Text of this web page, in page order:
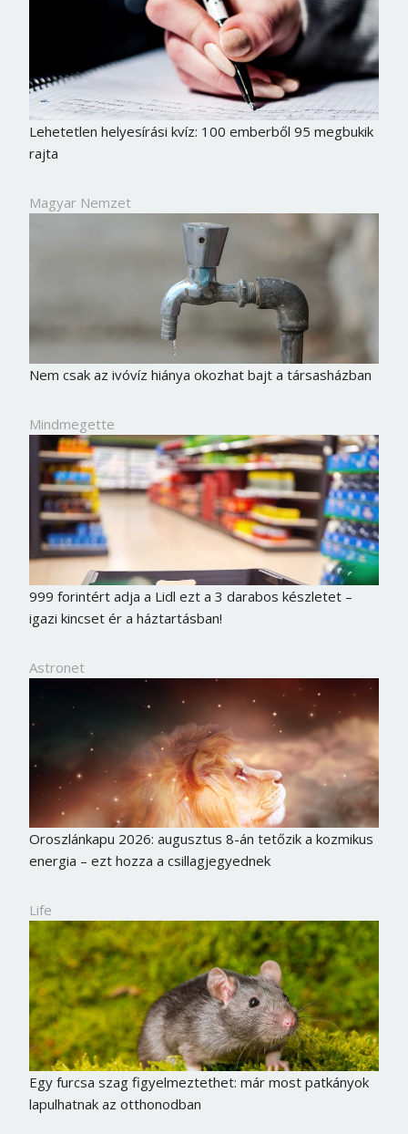
Lehetetlen helyesírási kvíz: 100 emberből 95 megbukik
rajta
Magyar Nemzet
Nem csak az ivóvíz hiánya okozhat bajt a társasházban
Mindmegette
999 forintért adja a Lidl ezt a 3 darabos készletet –
igazi kincset ér a háztartásban!
Astronet
Oroszlánkapu 2026: augusztus 8-án tetőzik a kozmikus
energia – ezt hozza a csillagjegyednek
Life
Egy furcsa szag figyelmeztethet: már most patkányok
lapulhatnak az otthonodban
Borsonline bejelentkezés
E-mail cím vagy felhasználónév